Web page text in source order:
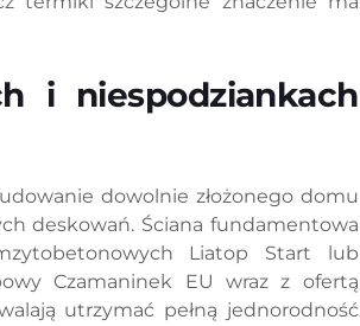
i niespodziankach
dowolnie złożonego domu
deskowań. Ściana fundamentowa
Liatop Start lub
Czamaninek EU wraz z ofertą
utrzymać pełną jednorodność